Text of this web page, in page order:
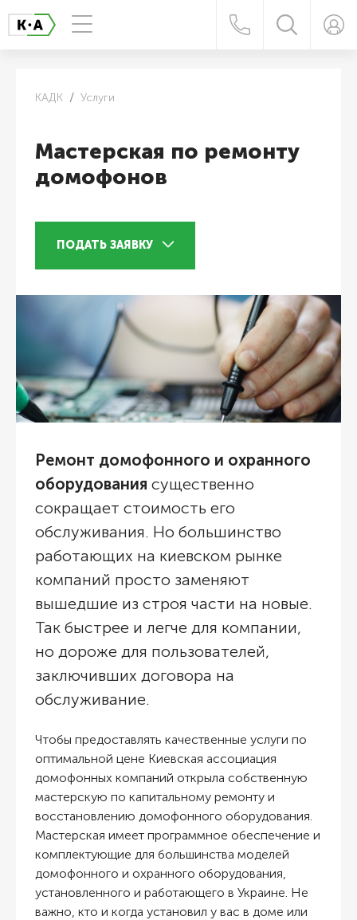
КАДК Услуги
Мастерская по ремонту
домофонов
ПОДАТЬ ЗАЯВКУ
Ремонт домофонного и охранного
оборудования существенно
сокращает стоимость его
обслуживания. Но большинство
работающих на киевском рынке
компаний просто заменяют
вышедшие из строя части на новые.
Так быстрее и легче для компании,
но дороже для пользователей,
заключивших договора на
обслуживание.
Чтобы предоставлять качественные услуги по
оптимальной цене Киевская ассоциация
домофонных компаний открыла собственную
мастерскую по капитальному ремонту и
восстановлению домофонного оборудования.
Мастерская имеет программное обеспечение и
комплектующие для большинства моделей
домофонного и охранного оборудования,
установленного и работающего в Украине. Не
важно, кто и когда установил у вас в доме или